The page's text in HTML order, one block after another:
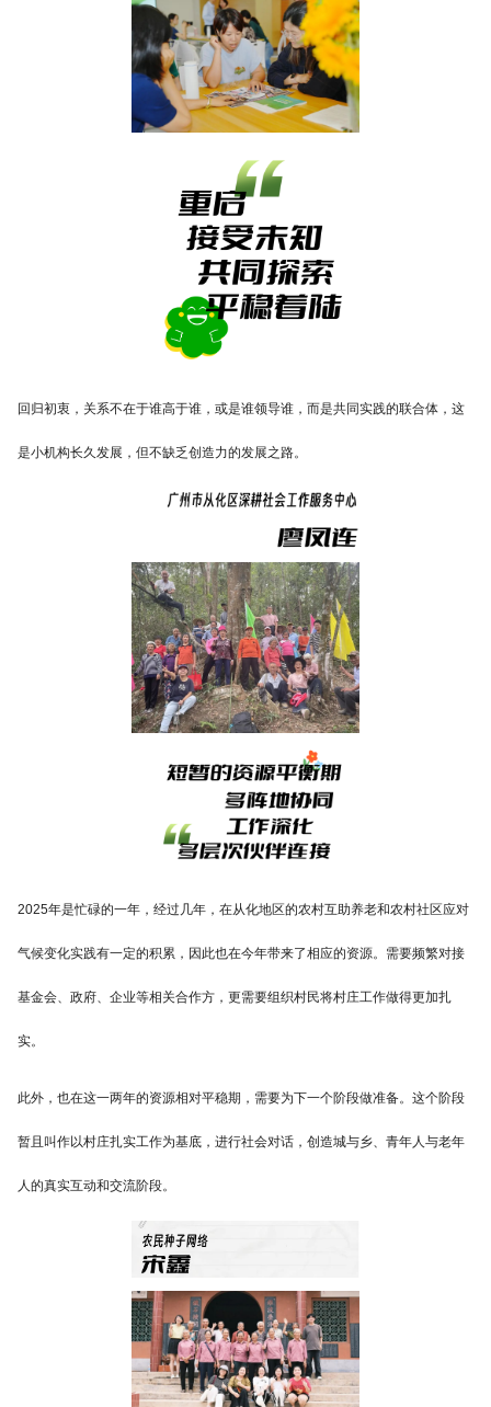
回归初衷，关系不在于谁高于谁，或是谁领导谁，而是共同实践的联合体，这
是小机构长久发展，但不缺乏创造力的发展之路。
2025年是忙碌的一年，经过几年，在从化地区的农村互助养老和农村社区应对
气候变化实践有一定的积累，因此也在今年带来了相应的资源。需要频繁对接
基金会、政府、企业等相关合作方，更需要组织村民将村庄工作做得更加扎
实。
此外，也在这一两年的资源相对平稳期，需要为下一个阶段做准备。这个阶段
暂且叫作以村庄扎实工作为基底，进行社会对话，创造城与乡、青年人与老年
人的真实互动和交流阶段。